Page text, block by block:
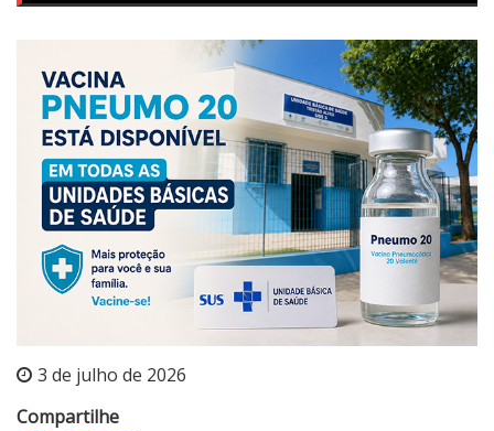
3 de julho de 2026
Compartilhe